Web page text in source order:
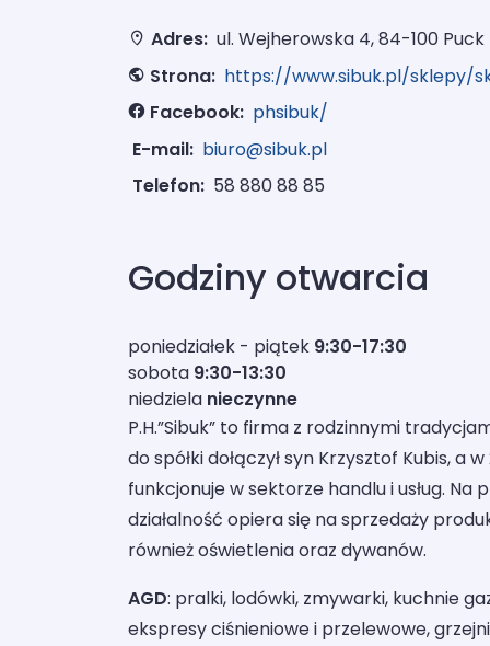
Adres: ul. Wejherowska 4, 84-100 Puck
Strona: https://www.sibuk.pl/sklepy/
Facebook: phsibuk/
E-mail: biuro@sibuk.pl
Telefon: 58 880 88 85
Godziny otwarcia
poniedziałek - piątek 9:30-17:30
sobota 9:30-13:30
niedziela nieczynne
P.H.”Sibuk” to firma z rodzinnymi
do spółki dołączył syn Krzysztof Kubis, a
funkcjonuje w sektorze handlu i usług.
działalność opiera się na sprzedaży
również oświetlenia oraz dywanów.
AGD: pralki, lodówki, zmywarki, kuchnie
ekspresy ciśnieniowe i przelewowe,